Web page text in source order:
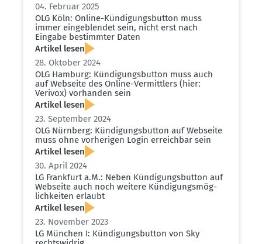
04. Februar 2025
OLG Köln: Online-Kündi­gungs­button muss
immer einge­blendet sein, nicht erst nach
Eingabe bestimmter Daten
Artikel lesen
28. Oktober 2024
OLG Hamburg: Kündi­gungs­button muss auch
auf Webseite des Online-Vermittlers (hier:
Verivox) vorhanden sein
Artikel lesen
23. September 2024
OLG Nürnberg: Kündi­gungs­button auf Webseite
muss ohne vorhe­rigen Login erreichbar sein
Artikel lesen
30. April 2024
LG Frankfurt a.M.: Neben Kündi­gungs­button auf
Webseite auch noch weitere Kündi­gungs­mög­
lich­keiten erlaubt
Artikel lesen
23. November 2023
LG München I: Kündi­gungs­button von Sky